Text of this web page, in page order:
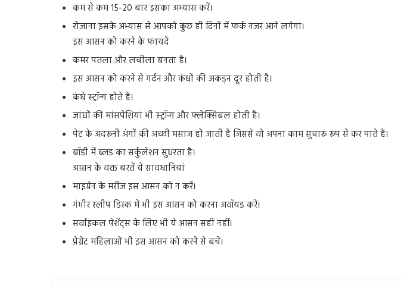
कम से कम 15-20 बार इसका अभ्यास करें।
रोजाना इसके अभ्यास से आपको कुछ ही दिनों में फर्क नजर आने लगेगा।
इस आसन को करने के फायदे
कमर पतला और लचीला बनता है।
इस आसन को करने से गर्दन और कंधों की अकड़न दूर होती है।
कंधे स्ट्रॉन्ग होते हैं।
जांघों की मांसपेशियां भी स्ट्रॉन्ग और फ्लेक्सिबल होती हैं।
पेट के अंदरूनी अंगों की अच्छी मसाज हो जाती है जिससे वो अपना काम सुचारू रूप से कर पाते हैं।
बॉडी में ब्लड का सर्कुलेशन सुधरता है।
आसन के वक्त बरतें ये सावधानियां
माइग्रेन के मरीज इस आसन को न करें।
गंभीर स्लीप डिस्क में भी इस आसन को करना अवॉयड करें।
सर्वाइकल पेशेंट्स के लिए भी ये आसन सही नहीं।
प्रेग्नेंट महिलाओं भी इस आसन को करने से बचें।